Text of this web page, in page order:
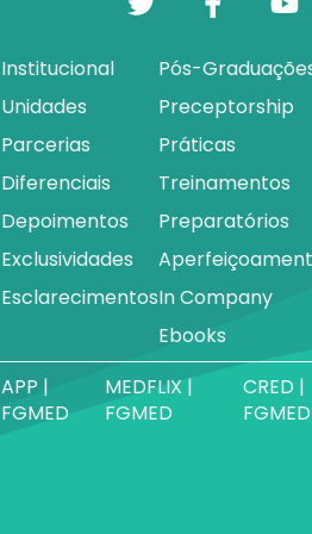
Institucional
Unidades
Parcerias
Diferenciais
Depoimentos
Exclusividades
Esclarecimentos
Pós-
Preceptorship
Práticas
Treinamentos
Preparatórios
In Company
Ebooks
APP |
FGMED
MEDFLIX |
FGMED
CRED |
FGMED